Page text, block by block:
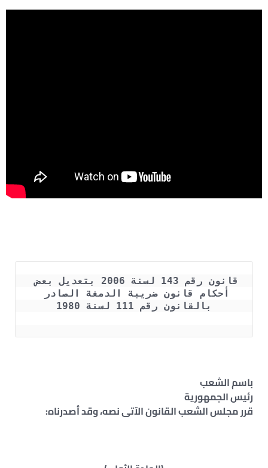
قانون رقم 143 لسنة 2006 بتعديل بعض
بالقانون رقم 111 لسنة 1980
باسم الشعب
رئيس الجمهورية
قرر مجلس الشعب القانون الآتى نصه، وقد أصدرناه: